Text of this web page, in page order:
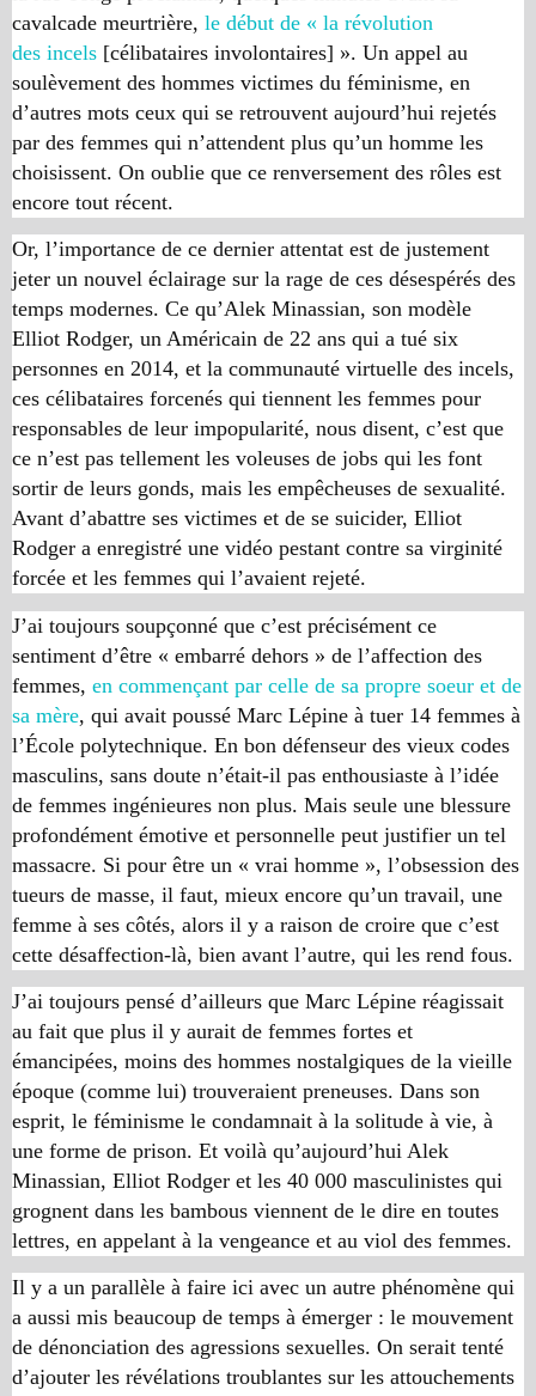
cavalcade meurtrière, le début de « la révolution
des incels [célibataires involontaires] ». Un appel au
soulèvement des hommes victimes du féminisme, en
d’autres mots ceux qui se retrouvent aujourd’hui rejetés
par des femmes qui n’attendent plus qu’un homme les
choisissent. On oublie que ce renversement des rôles est
encore tout récent.
Or, l’importance de ce dernier attentat est de justement
jeter un nouvel éclairage sur la rage de ces désespérés des
temps modernes. Ce qu’Alek Minassian, son modèle
Elliot Rodger, un Américain de 22 ans qui a tué six
personnes en 2014, et la communauté virtuelle des incels,
ces célibataires forcenés qui tiennent les femmes pour
responsables de leur impopularité, nous disent, c’est que
ce n’est pas tellement les voleuses de jobs qui les font
sortir de leurs gonds, mais les empêcheuses de sexualité.
Avant d’abattre ses victimes et de se suicider, Elliot
Rodger a enregistré une vidéo pestant contre sa virginité
forcée et les femmes qui l’avaient rejeté.
J’ai toujours soupçonné que c’est précisément ce
sentiment d’être « embarré dehors » de l’affection des
femmes, en commençant par celle de sa propre soeur et de
sa mère, qui avait poussé Marc Lépine à tuer 14 femmes à
l’École polytechnique. En bon défenseur des vieux codes
masculins, sans doute n’était-il pas enthousiaste à l’idée
de femmes ingénieures non plus. Mais seule une blessure
profondément émotive et personnelle peut justifier un tel
massacre. Si pour être un « vrai homme », l’obsession des
tueurs de masse, il faut, mieux encore qu’un travail, une
femme à ses côtés, alors il y a raison de croire que c’est
cette désaffection-là, bien avant l’autre, qui les rend fous.
J’ai toujours pensé d’ailleurs que Marc Lépine réagissait
au fait que plus il y aurait de femmes fortes et
émancipées, moins des hommes nostalgiques de la vieille
époque (comme lui) trouveraient preneuses. Dans son
esprit, le féminisme le condamnait à la solitude à vie, à
une forme de prison. Et voilà qu’aujourd’hui Alek
Minassian, Elliot Rodger et les 40 000 masculinistes qui
grognent dans les bambous viennent de le dire en toutes
lettres, en appelant à la vengeance et au viol des femmes.
Il y a un parallèle à faire ici avec un autre phénomène qui
a aussi mis beaucoup de temps à émerger : le mouvement
de dénonciation des agressions sexuelles. On serait tenté
d’ajouter les révélations troublantes sur les attouchements